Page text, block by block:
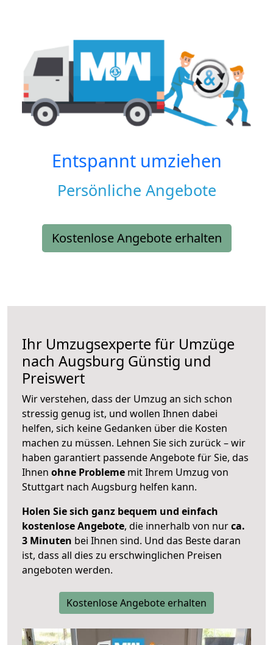
Entspannt umziehen
Persönliche Angebote
Kostenlose Angebote erhalten
Ihr Umzugsexperte für Umzüge
nach Augsburg Günstig und
Preiswert
Wir verstehen, dass der Umzug an sich schon
stressig genug ist, und wollen Ihnen dabei
helfen, sich keine Gedanken über die Kosten
machen zu müssen. Lehnen Sie sich zurück – wir
haben garantiert passende Angebote für Sie, das
Ihnen ohne Probleme mit Ihrem Umzug von
Stuttgart nach Augsburg helfen kann.
Holen Sie sich ganz bequem und einfach
kostenlose Angebote, die innerhalb von nurca.
3 Minuten bei Ihnen sind. Und das Beste daran
ist, dass all dies zu erschwinglichen Preisen
angeboten werden.
Kostenlose Angebote erhalten